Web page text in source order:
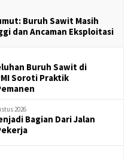
Buruh Sawit Masih
dan Ancaman Eksploitasi
Buruh Sawit di
Soroti Praktik
2026
Bagian Dari Jalan